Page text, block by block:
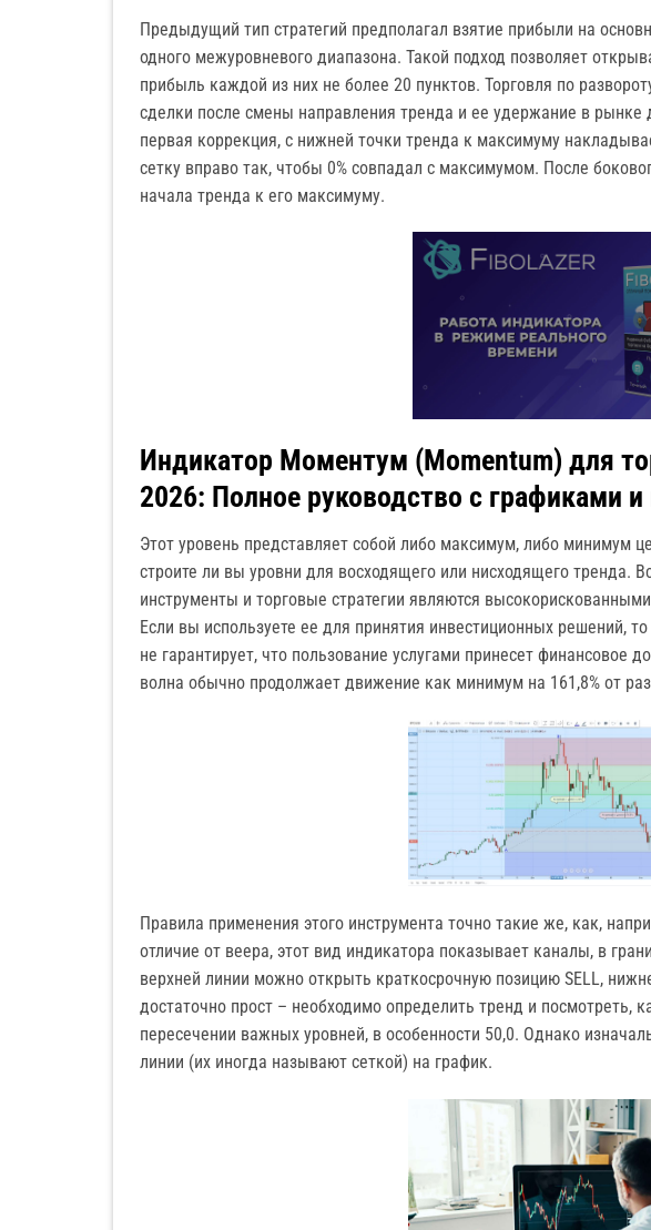
Предыдущий тип стратегий предполагал взятие прибыли на
одного межуровневого диапазона. Такой подход позволяет
прибыль каждой из них не более 20 пунктов. Торговля по
сделки после смены направления тренда и ее удержание в рынке
первая коррекция, с нижней точки тренда к максимуму
сетку вправо так, чтобы 0% совпадал с максимумом. После
начала тренда к его максимуму.
Индикатор Моментум (Momentum) для
2026: Полное руководство с графиками
Этот уровень представляет собой либо максимум, либо минимум
строите ли вы уровни для восходящего или нисходящего тренда.
инструменты и торговые стратегии являются
Если вы используете ее для принятия инвестиционных решений,
не гарантирует, что пользование услугами принесет финансовое
волна обычно продолжает движение как минимум на 161,8% от
Правила применения этого инструмента точно такие же, как,
отличие от веера, этот вид индикатора показывает каналы, в
верхней линии можно открыть краткосрочную позицию SELL,
достаточно прост – необходимо определить тренд и посмотреть,
пересечении важных уровней, в особенности 50,0. Однако
линии (их иногда называют сеткой) на график.